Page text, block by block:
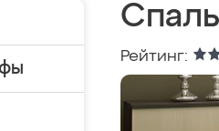
Рейтинг: